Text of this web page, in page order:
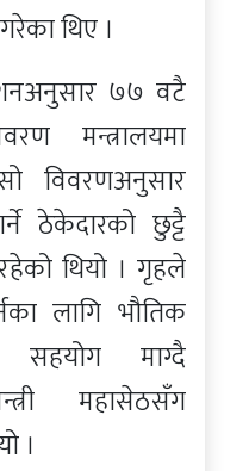
थिए ।
७७ वटै
मन्त्रालयमा
विवरणअनुसार
ठेकेदारको छुट्टै
थियो । गृहले
लागि भौतिक
सहयोग माग्दै
महासेठसँग
।